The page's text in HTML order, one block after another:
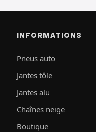
INFORMATIONS
Pneus auto
Jantes tôle
Jantes alu
Chaînes neige
Boutique